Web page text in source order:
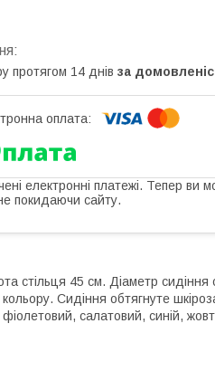
протягом 14 днів за
електронні платежі. Тепер ви
покидаючи сайту.
стільця 45 см. Діаметр сидіння
Сидіння обтягнуте
салатовий, синій,